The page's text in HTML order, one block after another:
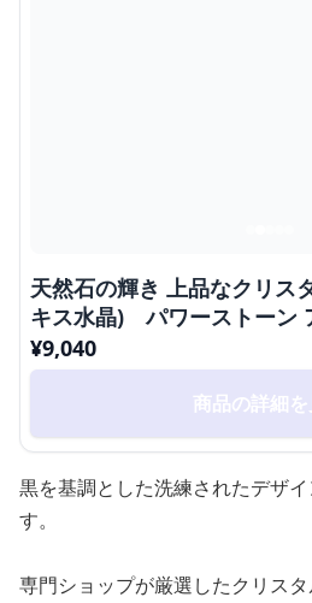
天然石の輝き 上品なクリス
キス水晶) パワーストーン
¥9,040
商品の詳細を
黒を基調とした洗練されたデザ
す。
専門ショップが厳選したクリス